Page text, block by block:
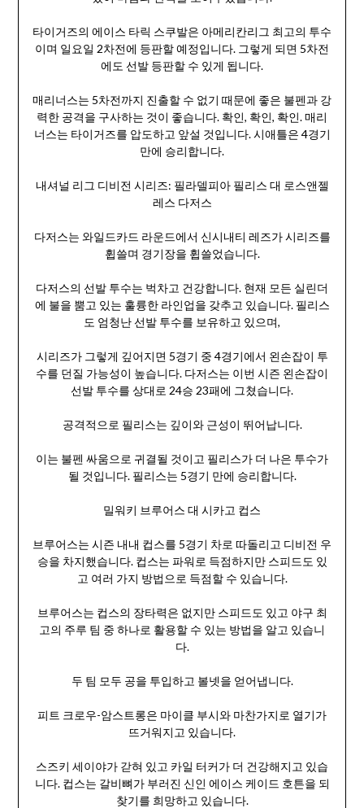
타이거즈의 에이스 타릭 스쿠발은 아메리칸리그 최고의 투수
이며 일요일 2차전에 등판할 예정입니다. 그렇게 되면 5차전
에도 선발 등판할 수 있게 됩니다.
매리너스는 5차전까지 진출할 수 없기 때문에 좋은 불펜과 강
력한 공격을 구사하는 것이 좋습니다. 확인, 확인, 확인. 매리
너스는 타이거즈를 압도하고 앞설 것입니다. 시애틀은 4경기
만에 승리합니다.
내셔널 리그 디비전 시리즈: 필라델피아 필리스 대 로스앤젤
레스 다저스
다저스는 와일드카드 라운드에서 신시내티 레즈가 시리즈를
휩쓸며 경기장을 휩쓸었습니다.
다저스의 선발 투수는 벅차고 건강합니다. 현재 모든 실린더
에 불을 뿜고 있는 훌륭한 라인업을 갖추고 있습니다. 필리스
도 엄청난 선발 투수를 보유하고 있으며,
시리즈가 그렇게 깊어지면 5경기 중 4경기에서 왼손잡이 투
수를 던질 가능성이 높습니다. 다저스는 이번 시즌 왼손잡이
선발 투수를 상대로 24승 23패에 그쳤습니다.
공격적으로 필리스는 깊이와 근성이 뛰어납니다.
이는 불펜 싸움으로 귀결될 것이고 필리스가 더 나은 투수가
될 것입니다. 필리스는 5경기 만에 승리합니다.
밀워키 브루어스 대 시카고 컵스
브루어스는 시즌 내내 컵스를 5경기 차로 따돌리고 디비전 우
승을 차지했습니다. 컵스는 파워로 득점하지만 스피드도 있
고 여러 가지 방법으로 득점할 수 있습니다.
브루어스는 컵스의 장타력은 없지만 스피드도 있고 야구 최
고의 주루 팀 중 하나로 활용할 수 있는 방법을 알고 있습니
다.
두 팀 모두 공을 투입하고 볼넷을 얻어냅니다.
피트 크로우-암스트롱은 마이클 부시와 마찬가지로 열기가
뜨거워지고 있습니다.
스즈키 세이야가 갇혀 있고 카일 터커가 더 건강해지고 있습
니다. 컵스는 갈비뼈가 부러진 신인 에이스 케이드 호튼을 되
찾기를 희망하고 있습니다.